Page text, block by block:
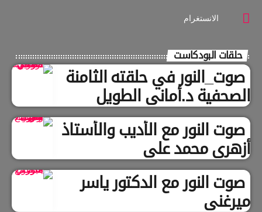
الانستغرام
حلقات البودكاست
صوت_النور في حلقته الثامنة
الصحفية د.أماني الطويل
صوت النور مع الأديب والأستاذ
أزهري محمد علي
صوت النور مع الدكتور ياسر
ميرغني